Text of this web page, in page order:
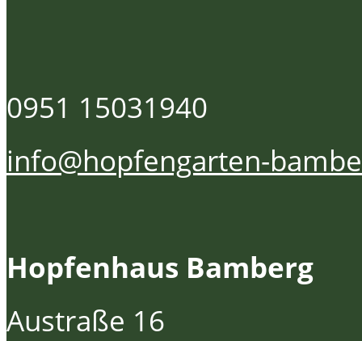
0951 15031940
info@hopfengarten-
Hopfenhaus Bamberg
Austraße 16